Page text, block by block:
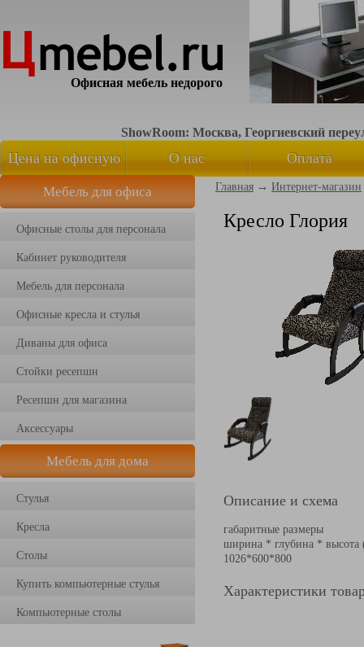
Офисная мебель недорого
ShowRoom: Москва, Георгиевский
Цена на офисную
мебель
О нас Оплата
Мебель для офиса
Офисные столы для персонала
Кабинет руководителя
Мебель для персонала
Офисные кресла и стулья
Диваны для офиса
Стойки ресепшн
Ресепшн для магазина
Аксессуары
Мебель для дома
Стулья
Кресла
Столы
Купить компьютерные стулья
Компьютерные столы
Главная → Интернет-магазин
Кресло Глория
Описание и схема
габаритные размеры
ширина * глубина * высота
1026*600*800
Характеристики